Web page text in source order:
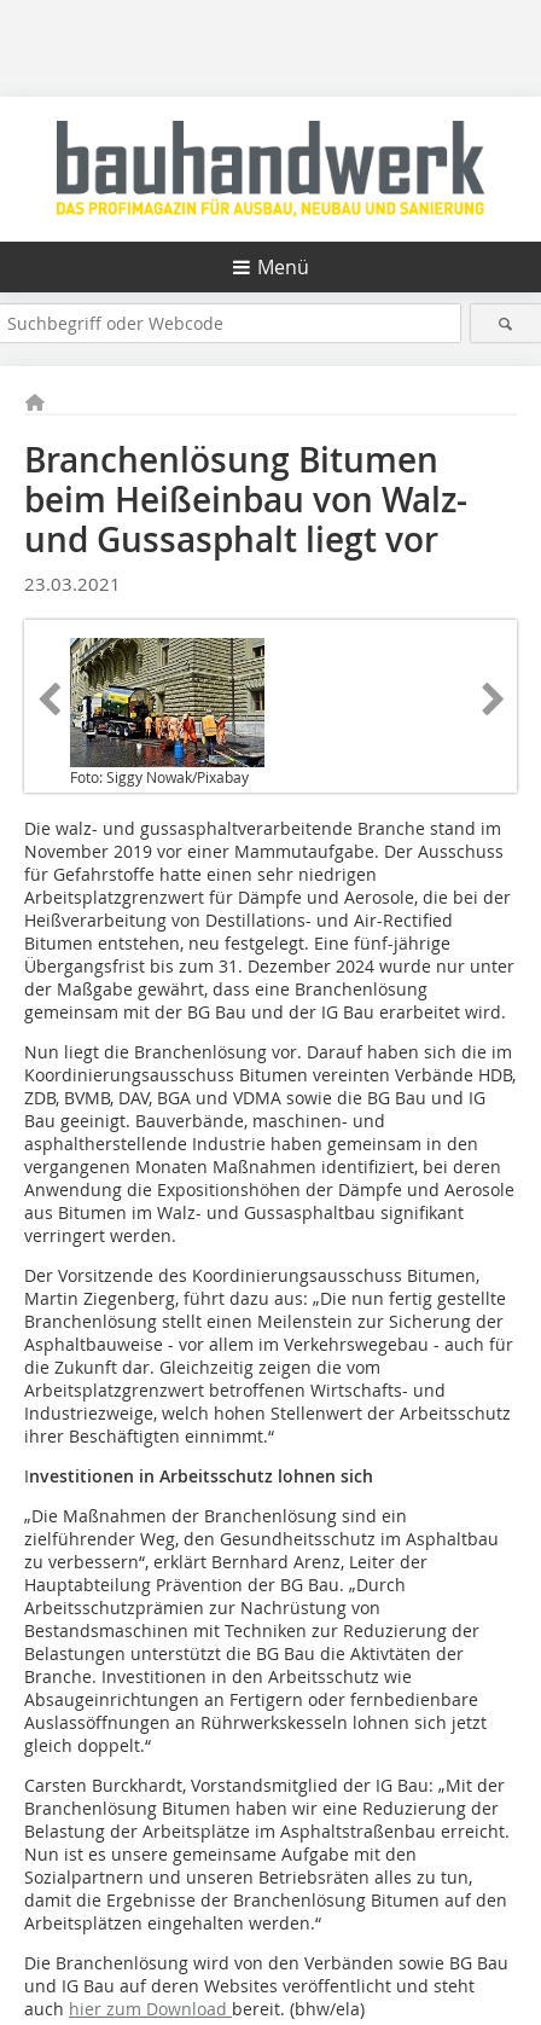
Menü
Branchenlösung Bitumen
beim Heißeinbau von Walz-
und Gussasphalt liegt vor
23.03.2021
Foto: Siggy Nowak/Pixabay
Die walz- und gussasphaltverarbeitende Branche stand im
November 2019 vor einer Mammutaufgabe. Der Ausschuss
für Gefahrstoffe hatte einen sehr niedrigen
Arbeitsplatzgrenzwert für Dämpfe und Aerosole, die bei der
Heißverarbeitung von Destillations- und Air-Rectified
Bitumen entstehen, neu festgelegt. Eine fünf-jährige
Übergangsfrist bis zum 31. Dezember 2024 wurde nur unter
der Maßgabe gewährt, dass eine Branchenlösung
gemeinsam mit der BG Bau und der IG Bau erarbeitet wird.
Nun liegt die Branchenlösung vor. Darauf haben sich die im
Koordinierungsausschuss Bitumen vereinten Verbände HDB,
ZDB, BVMB, DAV, BGA und VDMA sowie die BG Bau und IG
Bau geeinigt. Bauverbände, maschinen- und
asphaltherstellende Industrie haben gemeinsam in den
vergangenen Monaten Maßnahmen identifiziert, bei deren
Anwendung die Expositionshöhen der Dämpfe und Aerosole
aus Bitumen im Walz- und Gussasphaltbau signifikant
verringert werden.
Der Vorsitzende des Koordinierungsausschuss Bitumen,
Martin Ziegenberg, führt dazu aus: „Die nun fertig gestellte
Branchenlösung stellt einen Meilenstein zur Sicherung der
Asphaltbauweise - vor allem im Verkehrswegebau - auch für
die Zukunft dar. Gleichzeitig zeigen die vom
Arbeitsplatzgrenzwert betroffenen Wirtschafts- und
Industriezweige, welch hohen Stellenwert der Arbeitsschutz
ihrer Beschäftigten einnimmt.“
Investitionen in Arbeitsschutz lohnen sich
„Die Maßnahmen der Branchenlösung sind ein
zielführender Weg, den Gesundheitsschutz im Asphaltbau
zu verbessern“, erklärt Bernhard Arenz, Leiter der
Hauptabteilung Prävention der BG Bau. „Durch
Arbeitsschutzprämien zur Nachrüstung von
Bestandsmaschinen mit Techniken zur Reduzierung der
Belastungen unterstützt die BG Bau die Aktivtäten der
Branche. Investitionen in den Arbeitsschutz wie
Absaugeinrichtungen an Fertigern oder fernbedienbare
Auslassöffnungen an Rührwerkskesseln lohnen sich jetzt
gleich doppelt.“
Carsten Burckhardt, Vorstandsmitglied der IG Bau: „Mit der
Branchenlösung Bitumen haben wir eine Reduzierung der
Belastung der Arbeitsplätze im Asphaltstraßenbau erreicht.
Nun ist es unsere gemeinsame Aufgabe mit den
Sozialpartnern und unseren Betriebsräten alles zu tun,
damit die Ergebnisse der Branchenlösung Bitumen auf den
Arbeitsplätzen eingehalten werden.“
Die Branchenlösung wird von den Verbänden sowie BG Bau
und IG Bau auf deren Websites veröffentlicht und steht
auch hier zum Download bereit. (bhw/ela)